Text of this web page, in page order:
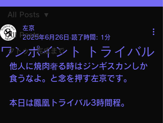
All Posts
タトゥー完成まで
All Posts
ワンポイント トライバル
左京
2025年6月26日 読了時間: 1分
他人に焼肉奢る時はジンギスカンしか
食うなよ。と念を押す左京です。
本日は鳳凰トライバル3時間程。